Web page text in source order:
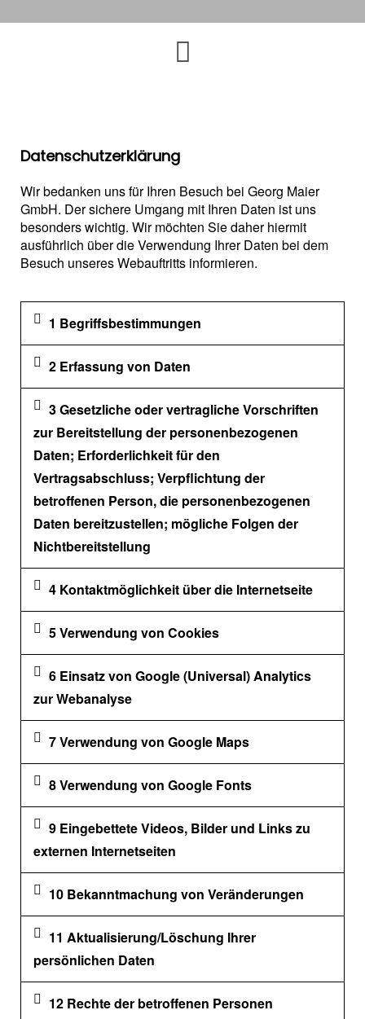
Datenschutzerklärung
Wir bedanken uns für Ihren Besuch bei Georg Maier
GmbH. Der sichere Umgang mit Ihren Daten ist uns
besonders wichtig. Wir möchten Sie daher hiermit
ausführlich über die Verwendung Ihrer Daten bei dem
Besuch unseres Webauftritts informieren.
1 Begriffsbestimmungen
2 Erfassung von Daten
3 Gesetzliche oder vertragliche Vorschriften
zur Bereitstellung der personenbezogenen
Daten; Erforderlichkeit für den
Vertragsabschluss; Verpflichtung der
betroffenen Person, die personenbezogenen
Daten bereitzustellen; mögliche Folgen der
Nichtbereitstellung
4 Kontaktmöglichkeit über die Internetseite
5 Verwendung von Cookies
6 Einsatz von Google (Universal) Analytics
zur Webanalyse
7 Verwendung von Google Maps
8 Verwendung von Google Fonts
9 Eingebettete Videos, Bilder und Links zu
externen Internetseiten
10 Bekanntmachung von Veränderungen
11 Aktualisierung/Löschung Ihrer
persönlichen Daten
12 Rechte der betroffenen Personen